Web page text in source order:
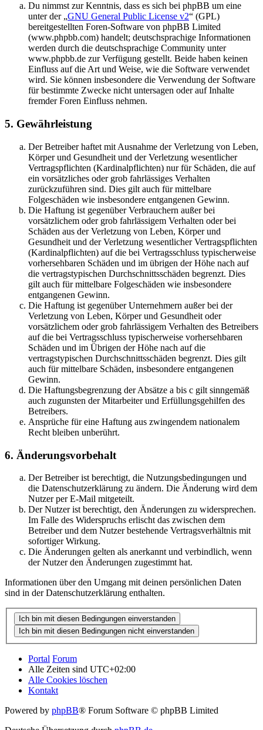
Du nimmst zur Kenntnis, dass es sich bei phpBB um eine
unter der „GNU General Public License v2“ (GPL)
bereitgestellten Foren-Software von phpBB Limited
(www.phpbb.com) handelt; deutschsprachige Informationen
werden durch die deutschsprachige Community unter
www.phpbb.de zur Verfügung gestellt. Beide haben keinen
Einfluss auf die Art und Weise, wie die Software verwendet
wird. Sie können insbesondere die Verwendung der Software
für bestimmte Zwecke nicht untersagen oder auf Inhalte
fremder Foren Einfluss nehmen.
5. Gewährleistung
Der Betreiber haftet mit Ausnahme der Verletzung von Leben,
Körper und Gesundheit und der Verletzung wesentlicher
Vertragspflichten (Kardinalpflichten) nur für Schäden, die auf
ein vorsätzliches oder grob fahrlässiges Verhalten
zurückzuführen sind. Dies gilt auch für mittelbare
Folgeschäden wie insbesondere entgangenen Gewinn.
Die Haftung ist gegenüber Verbrauchern außer bei
vorsätzlichem oder grob fahrlässigem Verhalten oder bei
Schäden aus der Verletzung von Leben, Körper und
Gesundheit und der Verletzung wesentlicher Vertragspflichten
(Kardinalpflichten) auf die bei Vertragsschluss typischerweise
vorhersehbaren Schäden und im übrigen der Höhe nach auf
die vertragstypischen Durchschnittsschäden begrenzt. Dies
gilt auch für mittelbare Folgeschäden wie insbesondere
entgangenen Gewinn.
Die Haftung ist gegenüber Unternehmern außer bei der
Verletzung von Leben, Körper und Gesundheit oder
vorsätzlichem oder grob fahrlässigem Verhalten des Betreibers
auf die bei Vertragsschluss typischerweise vorhersehbaren
Schäden und im Übrigen der Höhe nach auf die
vertragstypischen Durchschnittsschäden begrenzt. Dies gilt
auch für mittelbare Schäden, insbesondere entgangenen
Gewinn.
Die Haftungsbegrenzung der Absätze a bis c gilt sinngemäß
auch zugunsten der Mitarbeiter und Erfüllungsgehilfen des
Betreibers.
Ansprüche für eine Haftung aus zwingendem nationalem
Recht bleiben unberührt.
6. Änderungsvorbehalt
Der Betreiber ist berechtigt, die Nutzungsbedingungen und
die Datenschutzerklärung zu ändern. Die Änderung wird dem
Nutzer per E-Mail mitgeteilt.
Der Nutzer ist berechtigt, den Änderungen zu widersprechen.
Im Falle des Widerspruchs erlischt das zwischen dem
Betreiber und dem Nutzer bestehende Vertragsverhältnis mit
sofortiger Wirkung.
Die Änderungen gelten als anerkannt und verbindlich, wenn
der Nutzer den Änderungen zugestimmt hat.
Informationen über den Umgang mit deinen persönlichen Daten
sind in der Datenschutzerklärung enthalten.
Portal Forum
Alle Zeiten sind UTC+02:00
Alle Cookies löschen
Kontakt
Powered by phpBB® Forum Software © phpBB Limited